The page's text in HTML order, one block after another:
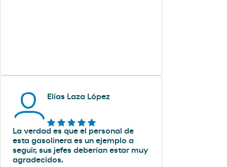
Elías Laza López
La verdad es que el personal de
esta gasolinera es un ejemplo a
seguir, sus jefes deberían estar muy
agradecidos.